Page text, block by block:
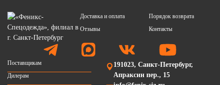
Доставка и оплата
Порядок возврата
Отзывы
Контакты
Поставщикам
Дилерам
191023, Санкт-Петербург,
Апраксин пер., 15